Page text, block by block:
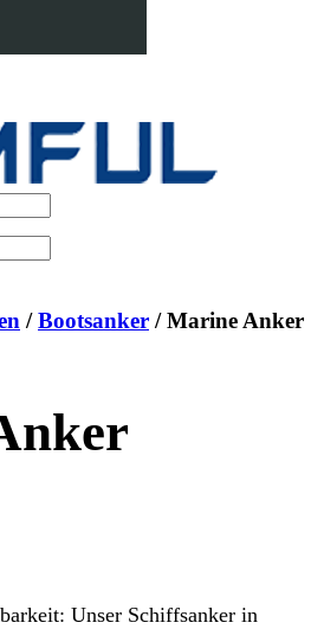
/Bootsanker / Marine Anker
Unser Schiffsanker in